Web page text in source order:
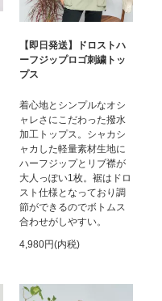
【即日発送】ドロストハ
ーフジップロゴ刺繍トッ
プス
着心地とシンプルなオシ
ャレさにこだわった撥水
加工トップス。シャカシ
ャカした軽量素材生地に
ハーフジップとリブ襟が
大人っぽい1枚。裾はドロ
スト仕様となっており調
節ができるのでボトムス
合わせがしやすい。
4,980円(内税)